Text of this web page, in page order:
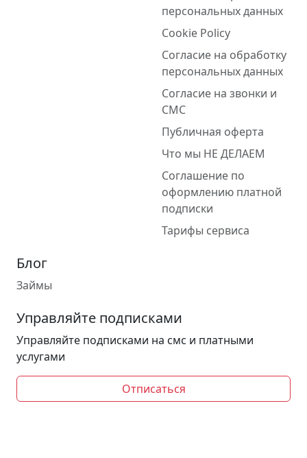
персональных данных
Cookie Policy
Согласие на обработку
персональных данных
Согласие на звонки и
СМС
Публичная оферта
Что мы НЕ ДЕЛАЕМ
Соглашение по
оформлению платной
подписки
Тарифы сервиса
Блог
Займы
Управляйте подписками
Управляйте подписками на смс и платными
услугами
Отписаться